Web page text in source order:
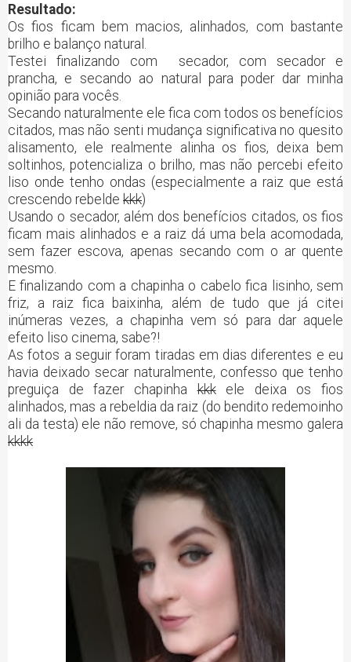
Resultado:
Os fios ficam bem macios, alinhados, com bastante
brilho e balanço natural.
Testei finalizando com secador, com secador e
prancha, e secando ao natural para poder dar minha
opinião para vocês.
Secando naturalmente ele fica com todos os benefícios
citados, mas não senti mudança significativa no quesito
alisamento, ele realmente alinha os fios, deixa bem
soltinhos, potencializa o brilho, mas não percebi efeito
liso onde tenho ondas (especialmente a raiz que está
crescendo rebelde kkk)
Usando o secador, além dos benefícios citados, os fios
ficam mais alinhados e a raiz dá uma bela acomodada,
sem fazer escova, apenas secando com o ar quente
mesmo.
E finalizando com a chapinha o cabelo fica lisinho, sem
friz, a raiz fica baixinha, além de tudo que já citei
inúmeras vezes, a chapinha vem só para dar aquele
efeito liso cinema, sabe?!
As fotos a seguir foram tiradas em dias diferentes e eu
havia deixado secar naturalmente, confesso que tenho
preguiça de fazer chapinhakkkele deixa os fios
alinhados, mas a rebeldia da raiz (do bendito redemoinho
ali da testa) ele não remove, só chapinha mesmo galera
kkkk